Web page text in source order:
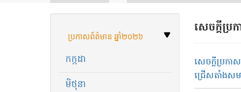
ប្រកាសព័ត៌មាន ឆ្នាំ២០២៦
កក្កដា
មិថុនា
សេចក្ដីប្រ
សេចក្ដី​ប្រកា
ជ្រើសតាំង​ស